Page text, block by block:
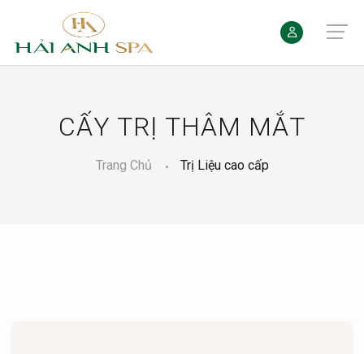
CẤY TRỊ THÂM MẮT
Trang Chủ Trị Liệu cao cấp